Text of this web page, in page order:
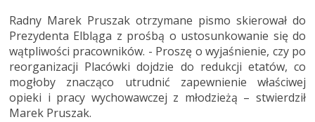
Radny Marek Pruszak otrzymane pismo skierował do
Prezydenta Elbląga z prośbą o ustosunkowanie się do
wątpliwości pracowników. - Proszę o wyjaśnienie, czy po
reorganizacji Placówki dojdzie do redukcji etatów, co
mogłoby znacząco utrudnić zapewnienie właściwej
opieki i pracy wychowawczej z młodzieżą – stwierdził
Marek Pruszak.